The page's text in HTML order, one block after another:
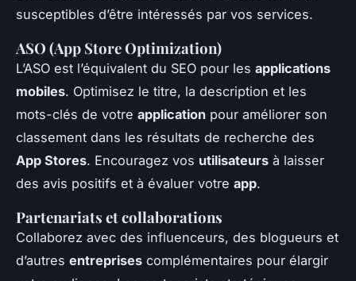
susceptibles d’être intéressés par vos services.
ASO (App Store Optimization)
L’ASO est l’équivalent du SEO pour les applications
mobiles. Optimisez le titre, la description et les
mots-clés de votre application pour améliorer son
classement dans les résultats de recherche des
App Stores. Encouragez vos utilisateurs à laisser
des avis positifs et à évaluer votre app.
Partenariats et collaborations
Collaborez avec des influenceurs, des blogueurs et
d’autres entreprises complémentaires pour élargir